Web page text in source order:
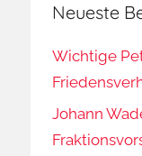
Neueste
Wichtige
Johann